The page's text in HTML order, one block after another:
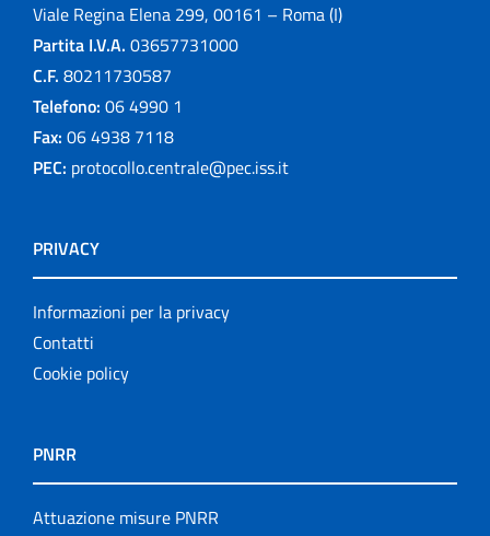
Viale Regina Elena 299, 00161 – Roma (I)
Partita I.V.A. 03657731000
C.F. 80211730587
Telefono: 06 4990 1
Fax: 06 4938 7118
PEC: protocollo.centrale@pec.iss.it
PRIVACY
Informazioni per la privacy
Contatti
Cookie policy
PNRR
Attuazione misure PNRR